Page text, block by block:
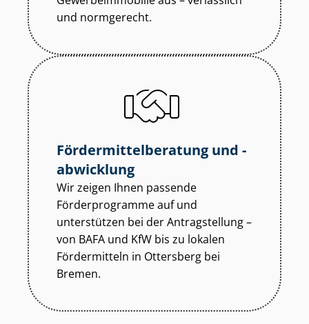
und normgerecht.
För­der­mit­tel­be­ra­tung und -
abwicklung
Wir zeigen Ihnen passende
Förderprogramme auf und
unterstützen bei der Antragstellung –
von BAFA und KfW bis zu lokalen
Fördermitteln in Ottersberg bei
Bremen.